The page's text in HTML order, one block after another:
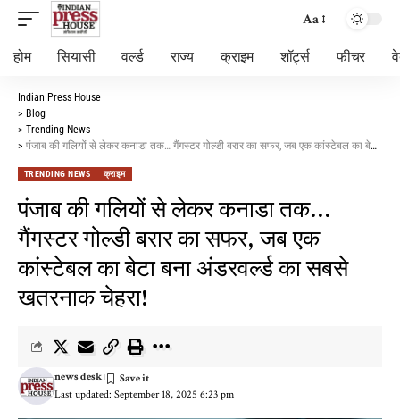
Aa
होम सियासी वर्ल्ड राज्य क्राइम शॉर्ट्स फीचर
Indian Press House
> Blog
> Trending News
> पंजाब की गलियों से लेकर कनाडा तक… गैंगस्टर गोल्डी बरार का सफर, जब एक कांस्टेबल का बेटा बना अंडरवर्ल्ड का सबसे खतरनाक चेहरा!
TRENDING NEWS क्राइम
पंजाब की गलियों से लेकर कनाडा तक…
गैंगस्टर गोल्डी बरार का सफर, जब एक
कांस्टेबल का बेटा बना अंडरवर्ल्ड का सबसे
खतरनाक चेहरा!
Last updated: September 18, 2025 6:23 pm
news desk